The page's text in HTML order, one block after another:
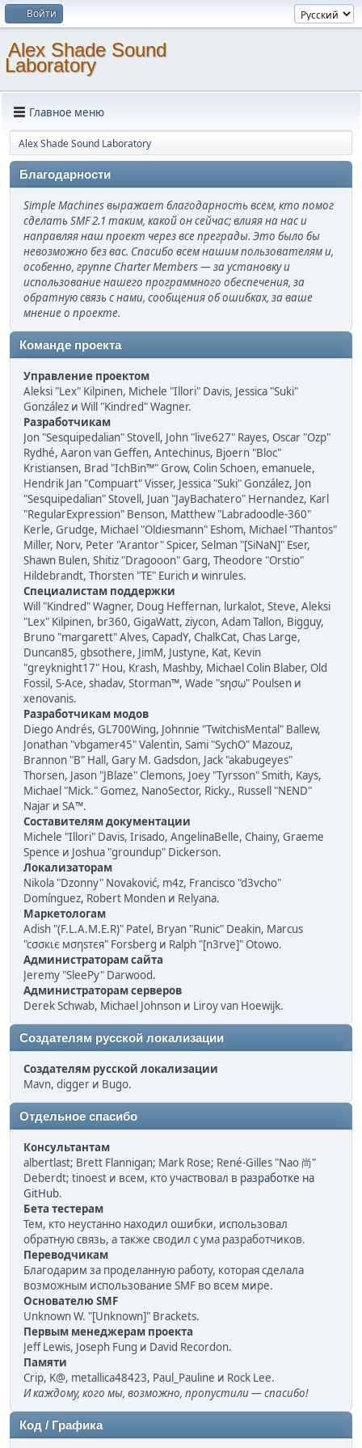
Войти
Alex Shade Sound
Laboratory
Главное меню
Alex Shade Sound Laboratory
Благодарности
Simple Machines выражает благодарность всем, кто помог
сделать SMF 2.1 таким, какой он сейчас; влияя на нас и
направляя наш проект через все преграды. Это было бы
невозможно без вас. Спасибо всем нашим пользователям и,
особенно, группе Charter Members — за установку и
использование нашего программного обеспечения, за
обратную связь с нами, сообщения об ошибках, за ваше
мнение о проекте.
Команде проекта
Управление проектом
Aleksi "Lex" Kilpinen, Michele "Illori" Davis, Jessica "Suki"
González и Will "Kindred" Wagner.
Разработчикам
Jon "Sesquipedalian" Stovell, John "live627" Rayes, Oscar "Ozp"
Rydhé, Aaron van Geffen, Antechinus, Bjoern "Bloc"
Kristiansen, Brad "IchBin™" Grow, Colin Schoen, emanuele,
Hendrik Jan "Compuart" Visser, Jessica "Suki" González, Jon
"Sesquipedalian" Stovell, Juan "JayBachatero" Hernandez, Karl
"RegularExpression" Benson, Matthew "Labradoodle-360"
Kerle, Grudge, Michael "Oldiesmann" Eshom, Michael "Thantos"
Miller, Norv, Peter "Arantor" Spicer, Selman "[SiNaN]" Eser,
Shawn Bulen, Shitiz "Dragooon" Garg, Theodore "Orstio"
Hildebrandt, Thorsten "TE" Eurich и winrules.
Специалистам поддержки
Will "Kindred" Wagner, Doug Heffernan, lurkalot, Steve, Aleksi
"Lex" Kilpinen, br360, GigaWatt, ziycon, Adam Tallon, Bigguy,
Bruno "margarett" Alves, CapadY, ChalkCat, Chas Large,
Duncan85, gbsothere, JimM, Justyne, Kat, Kevin
"greyknight17" Hou, Krash, Mashby, Michael Colin Blaber, Old
Fossil, S-Ace, shadav, Storman™, Wade "sησω" Poulsen и
xenovanis.
Разработчикам модов
Diego Andrés, GL700Wing, Johnnie "TwitchisMental" Ballew,
Jonathan "vbgamer45" Valentin, Sami "SychO" Mazouz,
Brannon "B" Hall, Gary M. Gadsdon, Jack "akabugeyes"
Thorsen, Jason "JBlaze" Clemons, Joey "Tyrsson" Smith, Kays,
Michael "Mick." Gomez, NanoSector, Ricky., Russell "NEND"
Najar и SA™.
Составителям документации
Michele "Illori" Davis, Irisado, AngelinaBelle, Chainy, Graeme
Spence и Joshua "groundup" Dickerson.
Локализаторам
Nikola "Dzonny" Novaković, m4z, Francisco "d3vcho"
Domínguez, Robert Monden и Relyana.
Маркетологам
Adish "(F.L.A.M.E.R)" Patel, Bryan "Runic" Deakin, Marcus
"cσσкιє мσηѕтєя" Forsberg и Ralph "[n3rve]" Otowo.
Администраторам сайта
Jeremy "SleePy" Darwood.
Администраторам серверов
Derek Schwab, Michael Johnson и Liroy van Hoewijk.
Создателям русской локализации
Создателям русской локализации
Mavn, digger и Bugo.
Отдельное спасибо
Консультантам
albertlast; Brett Flannigan; Mark Rose; René-Gilles "Nao 尚"
Deberdt; tinoest и всем, кто участвовал в разработке на
GitHub.
Бета тестерам
Тем, кто неустанно находил ошибки, использовал
обратную связь, а также сводил с ума разработчиков.
Переводчикам
Благодарим за проделанную работу, которая сделала
возможным использование SMF во всем мире.
Основателю SMF
Unknown W. "[Unknown]" Brackets.
Первым менеджерам проекта
Jeff Lewis, Joseph Fung и David Recordon.
Памяти
Crip, K@, metallica48423, Paul_Pauline и Rock Lee.
И каждому, кого мы, возможно, пропустили — спасибо!
Код / Графика